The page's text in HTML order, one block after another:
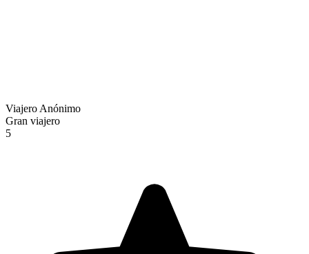
Viajero Anónimo
Gran viajero
5